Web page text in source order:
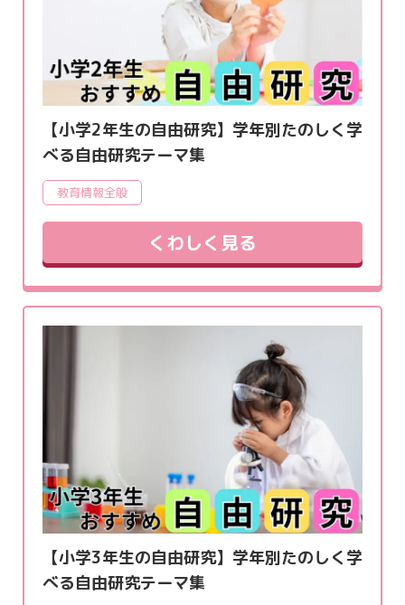
【小学2年生の自由研究】学年別たのしく学
べる自由研究テーマ集
教育情報全般
くわしく見る
【小学3年生の自由研究】学年別たのしく学
べる自由研究テーマ集